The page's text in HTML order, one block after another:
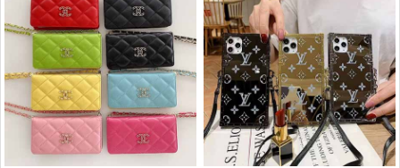
おしゃれ
護ケース 新登場